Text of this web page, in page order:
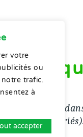
votre
ou
trafic.
à
accepter
sera calculé
et jours